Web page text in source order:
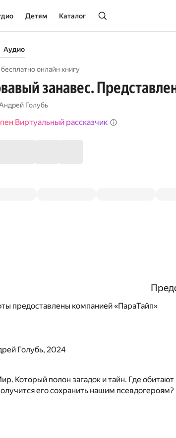
Детям Каталог
Аудио
бесплатно онлайн книгу
занавес.
Голубь
Виртуальный рассказчик
предоставлены компанией «ПараТайп»
Голубь, 2024
Который полон загадок и тайн. Где
его сохранить нашим псевдогероям?